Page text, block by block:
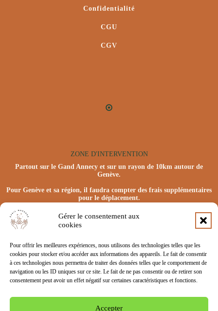
Gérer le consentement aux
cookies
Pour offrir les meilleures expériences, nous utilisons des technologies telles que les
cookies pour stocker et/ou accéder aux informations des appareils. Le fait de consentir
à ces technologies nous permettra de traiter des données telles que le comportement de
navigation ou les ID uniques sur ce site. Le fait de ne pas consentir ou de retirer son
consentement peut avoir un effet négatif sur certaines caractéristiques et fonctions.
Accepter
Confidentialité
CGU
CGV
ZONE D'INTERVENTION
Partout sur le Gand Annecy et sur un rayon de 10km autour de
Genève.
Pour Genève et sa région, il faudra compter des frais supplémentaires
pour le déplacement.
Port : +33 6 62 06 17 19
Contacter Anna par mail